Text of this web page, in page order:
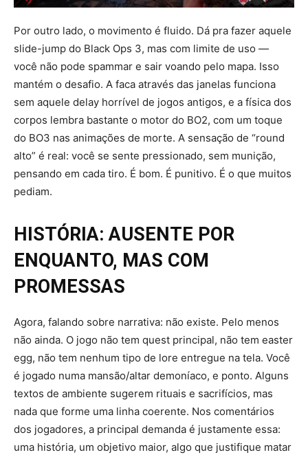
Por outro lado, o movimento é fluido. Dá pra fazer aquele
slide-jump do Black Ops 3, mas com limite de uso —
você não pode spammar e sair voando pelo mapa. Isso
mantém o desafio. A faca através das janelas funciona
sem aquele delay horrível de jogos antigos, e a física dos
corpos lembra bastante o motor do BO2, com um toque
do BO3 nas animações de morte. A sensação de “round
alto” é real: você se sente pressionado, sem munição,
pensando em cada tiro. É bom. É punitivo. É o que muitos
pediam.
HISTÓRIA: AUSENTE POR
ENQUANTO, MAS COM
PROMESSAS
Agora, falando sobre narrativa: não existe. Pelo menos
não ainda. O jogo não tem quest principal, não tem easter
egg, não tem nenhum tipo de lore entregue na tela. Você
é jogado numa mansão/altar demoníaco, e ponto. Alguns
textos de ambiente sugerem rituais e sacrifícios, mas
nada que forme uma linha coerente. Nos comentários
dos jogadores, a principal demanda é justamente essa:
uma história, um objetivo maior, algo que justifique matar